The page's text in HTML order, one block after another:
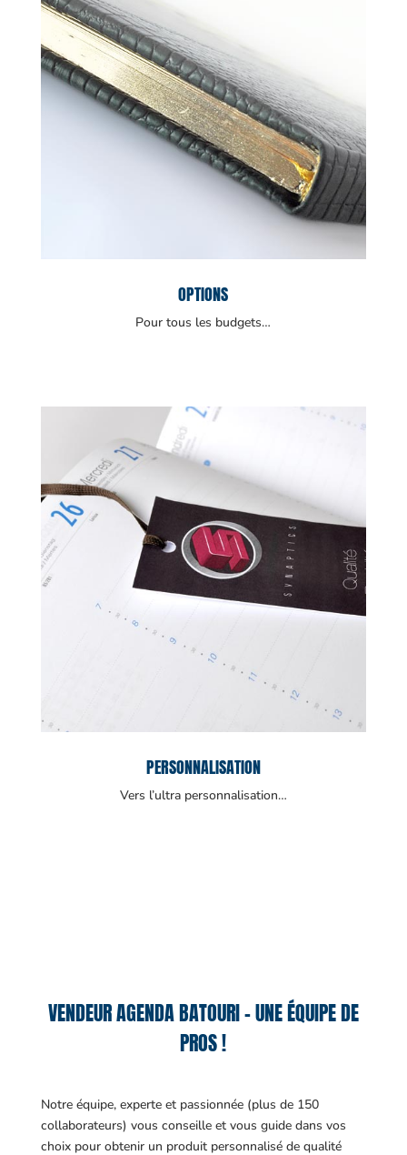
OPTIONS
Pour tous les budgets…
PERSONNALISATION
Vers l’ultra personnalisation…
VENDEUR AGENDA BATOURI – UNE ÉQUIPE DE
PROS !
Notre équipe, experte et passionnée (plus de 150
collaborateurs) vous conseille et vous guide dans vos
choix pour obtenir un produit personnalisé de qualité